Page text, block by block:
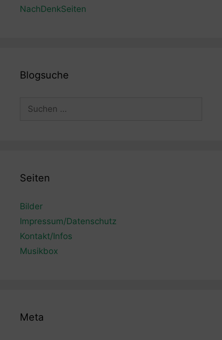
NachDenkSeiten
Blogsuche
Seiten
Bilder
Impressum/Datenschutz
Kontakt/Infos
Musikbox
Meta